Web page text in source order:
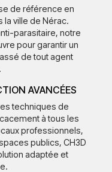
de référence en
ville de Nérac.
parasitaire, notre
pour garantir un
de tout agent
AVANCÉES
techniques de
à tous les
professionnels,
publics, CH3D
adaptée et